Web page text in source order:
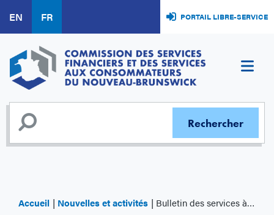
au
contenu
principal
EN FR PORTAIL LIBRE-SERVICE
Accueil Nouvelles et activités
Bulletin des services à la consommation 2017-003 : Courtiers en hypothèques – Obligations annuelles